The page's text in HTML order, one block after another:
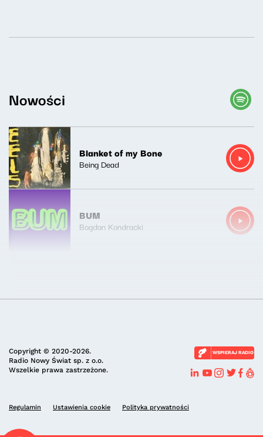
Nowości
Blanket of my Bone
Being Dead
BUM
Bogdan Kondracki
Copyright © 2020-2026.
Radio Nowy Świat sp. z o.o.
Wszelkie prawa zastrzeżone.
WSPIERAJ RADIO
Regulamin Ustawienia cookie Polityka prywatności